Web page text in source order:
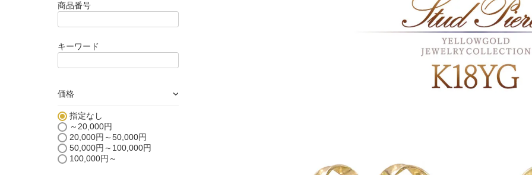
商品番号
キーワード
価格 ›
指定なし
～20,000円
20,000円～50,000円
50,000円～100,000円
100,000円～